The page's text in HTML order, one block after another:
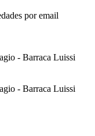
por email